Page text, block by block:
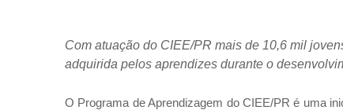
Com atuação do CIEE/PR mais de 10,6 mil
adquirida pelos aprendizes durante o
O Programa de Aprendizagem do CIEE/PR é uma